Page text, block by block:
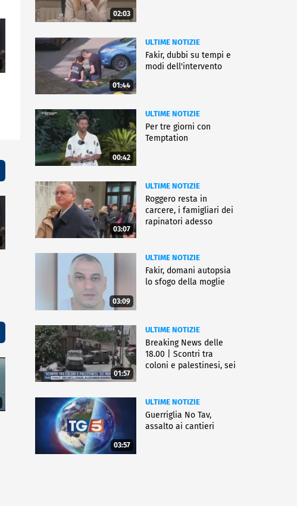
02:03
01:44
ULTIME NOTIZIE
Fakir, dubbi su tempi e
modi dell'intervento
00:42
ULTIME NOTIZIE
Per tre giorni con
Temptation
03:07
ULTIME NOTIZIE
Roggero resta in
carcere, i famigliari dei
rapinatori adesso
03:09
ULTIME NOTIZIE
Fakir, domani autopsia
lo sfogo della moglie
01:57
ULTIME NOTIZIE
Breaking News delle
18.00 | Scontri tra
coloni e palestinesi, sei
03:57
ULTIME NOTIZIE
Guerriglia No Tav,
assalto ai cantieri